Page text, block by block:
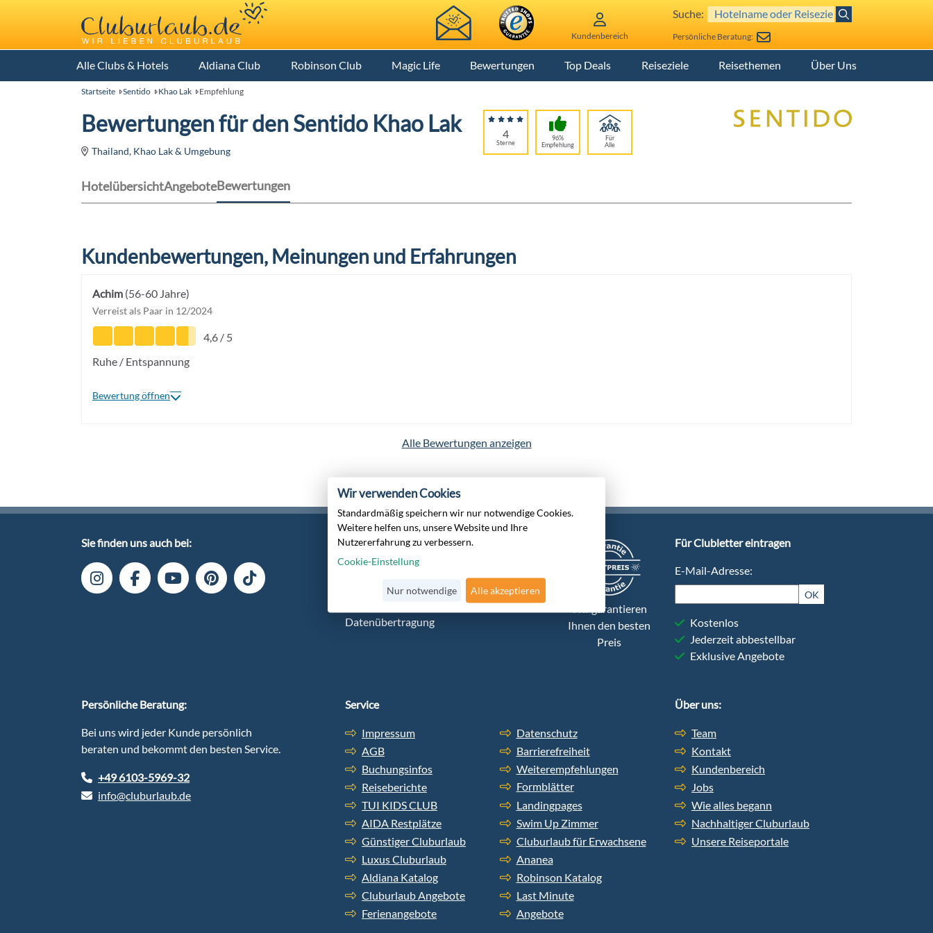
Kundenbereich
Suche:
Persönliche Beratung:
Alle Clubs & Hotels Aldiana Club Robinson Club Magic Life Bewertungen Top Deals Reiseziele Reisethemen Über Uns
Startseite Sentido Khao Lak Empfehlung
Bewertungen für den Sentido Khao Lak
Thailand, Khao Lak & Umgebung
4
Sterne
96%
Empfehlung
Für
Alle
HotelübersichtAngeboteBewertungen
Kundenbewertungen, Meinungen und Erfahrungen
Achim (56-60 Jahre)
Verreist als Paar in 12/2024
4,6 / 5
Ruhe / Entspannung
Bewertung öffnen
Alle Bewertungen anzeigen
Sie finden uns auch bei:
Datenübertragung
Zertifiziert von
Trusted Shops
Wir garantieren
Ihnen den besten
Preis
Für Clubletter eintragen
E-Mail-Adresse:
OK
Kostenlos
Jederzeit abbestellbar
Exklusive Angebote
Persönliche Beratung:
Bei uns wird jeder Kunde persönlich
beraten und bekommt den besten Service.
+49 6103-5969-32
info@cluburlaub.de
Service
Impressum
Datenschutz
AGB
Barrierefreiheit
Buchungsinfos
Weiterempfehlungen
Reiseberichte
Formblätter
TUI KIDS CLUB
Landingpages
AIDA Restplätze
Swim Up Zimmer
Günstiger Cluburlaub
Cluburlaub für Erwachsene
Luxus Cluburlaub
Ananea
Aldiana Katalog
Robinson Katalog
Cluburlaub Angebote
Last Minute
Ferienangebote
Angebote
Über uns:
Team
Kontakt
Kundenbereich
Jobs
Wie alles begann
Nachhaltiger Cluburlaub
Unsere Reiseportale
Wir verwenden Cookies
Standardmäßig speichern wir nur notwendige Cookies.
Weitere helfen uns, unsere Website und Ihre
Nutzererfahrung zu verbessern.
Cookie-Einstellung
Nur notwendige Alle akzeptieren